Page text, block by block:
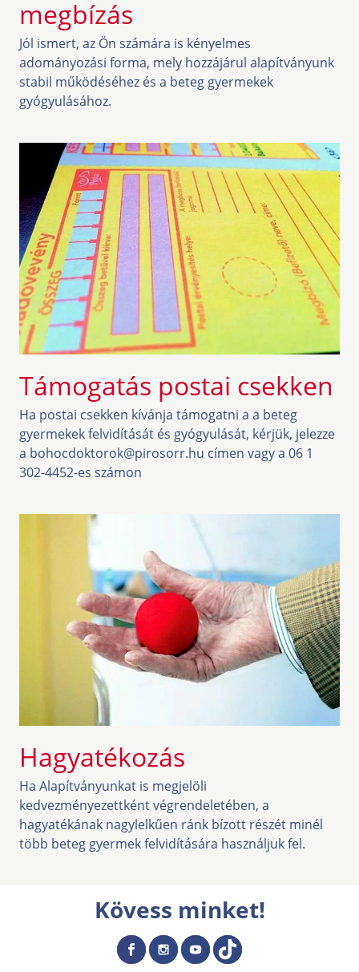
megbízás
Jól ismert, az Ön számára is kényelmes
adományozási forma, mely hozzájárul alapítványunk
stabil működéséhez és a beteg gyermekek
gyógyulásához.
Támogatás postai csekken
Ha postai csekken kívánja támogatni a a beteg
gyermekek felvidítását és gyógyulását, kérjük, jelezze
a bohocdoktorok@pirosorr.hu címen vagy a 06 1
302-4452-es számon
Hagyatékozás
Ha Alapítványunkat is megjelöli
kedvezményezettként végrendeletében, a
hagyatékának nagylelkűen ránk bízott részét minél
több beteg gyermek felvidítására használjuk fel.
Kövess minket!